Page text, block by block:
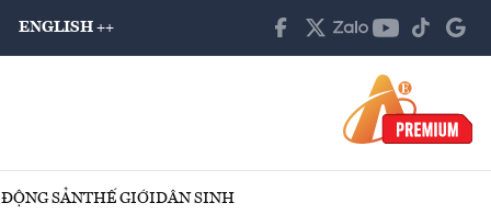
ENGLISH ++
SẢNTHẾ GIỚIDÂN SINH